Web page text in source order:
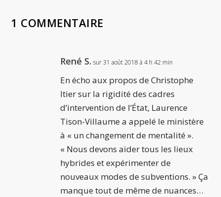
1 COMMENTAIRE
René S. sur 31 août 2018 à 4 h 42 min
En écho aux propos de Christophe
Itier sur la rigidité des cadres
d’intervention de l’État, Laurence
Tison-Villaume a appelé le ministère
à « un changement de mentalité ».
« Nous devons aider tous les lieux
hybrides et expérimenter de
nouveaux modes de subventions. » Ça
manque tout de même de nuances…